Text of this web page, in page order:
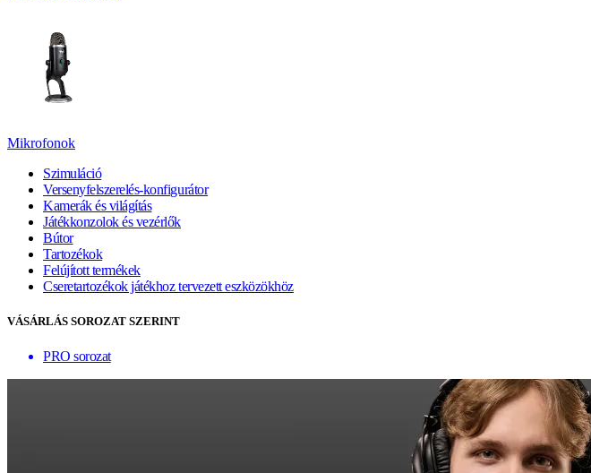
Mikrofonok
Szimuláció
Versenyfelszerelés-konfigurátor
Kamerák és világítás
Játékkonzolok és vezérlők
Bútor
Tartozékok
Felújított termékek
Cseretartozékok játékhoz tervezett eszközökhöz
VÁSÁRLÁS SOROZAT SZERINT
PRO sorozat